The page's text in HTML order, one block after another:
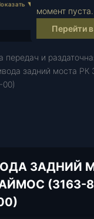
момент пуста.
Перейти
передач и
задний моста РК
ЗАДНИЙ
(3163-